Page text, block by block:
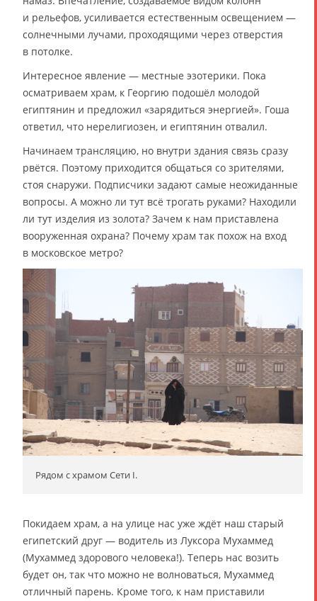
и рельефов, усиливается естественным освещением —
солнечными лучами, проходящими через отверстия
в потолке.
Интересное явление — местные эзотерики. Пока
осматриваем храм, к Георгию подошёл молодой
египтянин и предложил «зарядиться энергией». Гоша
ответил, что нерелигиозен, и египтянин отвалил.
Начинаем трансляцию, но внутри здания связь сразу
рвётся. Поэтому приходится общаться со зрителями,
стоя снаружи. Подписчики задают самые неожиданные
вопросы. А можно ли тут всё трогать руками? Находили
ли тут изделия из золота? Зачем к нам приставлена
вооруженная охрана? Почему храм так похож на вход
в московское метро?
Рядом с храмом Сети I.
Покидаем храм, а на улице нас уже ждёт наш старый
египетский друг — водитель из Луксора Мухаммед
(Мухаммед здорового человека!). Теперь нас возить
будет он, так что можно не волноваться, Мухаммед
отличный парень. Кроме того, к нам приставили